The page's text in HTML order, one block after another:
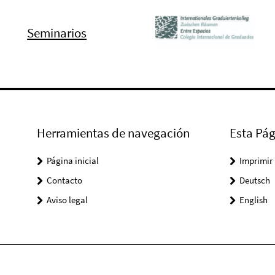
Seminarios
Herramientas de navegación
Página inicial
Contacto
Aviso legal
Esta
Imprimir
Deutsch
English